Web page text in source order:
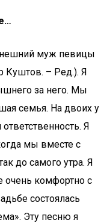
муж певицы
Куштов. – Ред.). Я
за него. Мы
семья. На двоих у
Я
мы вместе с
до самого утра. Я
очень комфортно с
состоялась
Эту песню я